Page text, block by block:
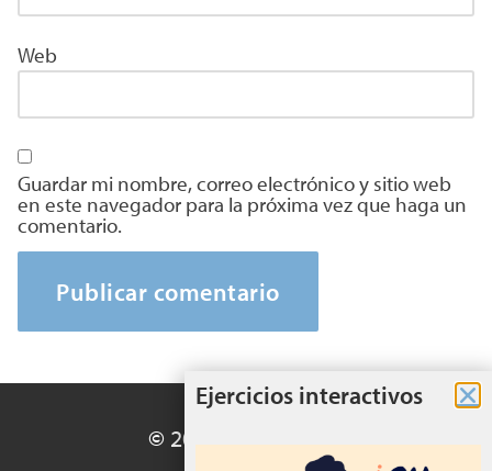
Web
Guardar mi nombre, correo electrónico y sitio web
en este navegador para la próxima vez que haga un
comentario.
© 2026 EduMaterial
Ejercicios interactivos